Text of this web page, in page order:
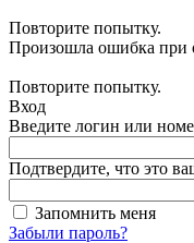
Повторите попытку.
Произошла ошибка при
Повторите попытку.
Вход
Введите логин или
Подтвердите, что это
Запомнить меня
Забыли пароль?